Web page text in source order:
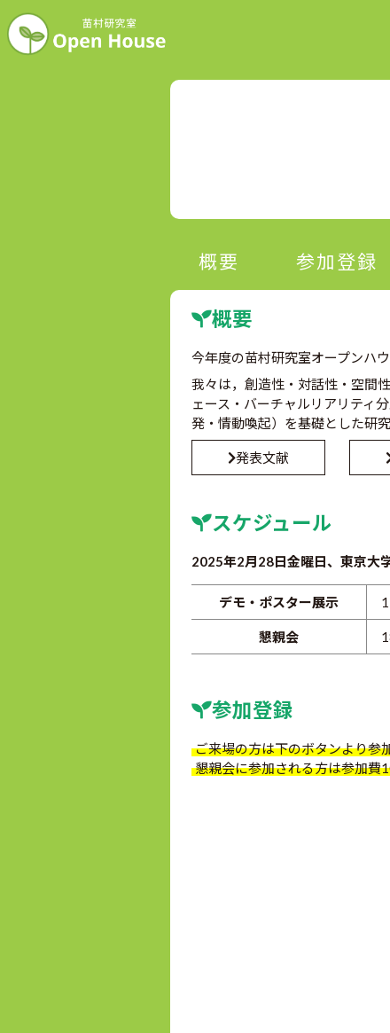
概要 参加登録
概要
今年度の苗村研究室オープンハ
我々は，創造性・対話性・空間
ェース・バーチャルリアリティ
発・情動喚起）を基礎とした研
発表文献
スケジュール
2025年2月28日金曜日、東京大
デモ・ポスター展示
懇親会
参加登録
ご来場の方は下のボタンより参
懇親会に参加される方は参加費